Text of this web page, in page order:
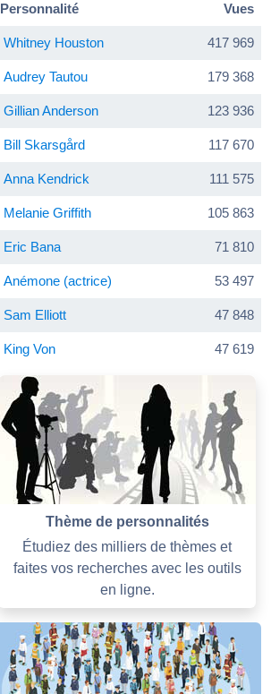
Personnalité Vues
Whitney Houston 417 969
Audrey Tautou 179 368
Gillian Anderson 123 936
Bill Skarsgård 117 670
Anna Kendrick 111 575
Melanie Griffith 105 863
Eric Bana 71 810
Anémone (actrice) 53 497
Sam Elliott 47 848
King Von 47 619
Thème de personnalités
Étudiez des milliers de thèmes et
faites vos recherches avec les outils
en ligne.